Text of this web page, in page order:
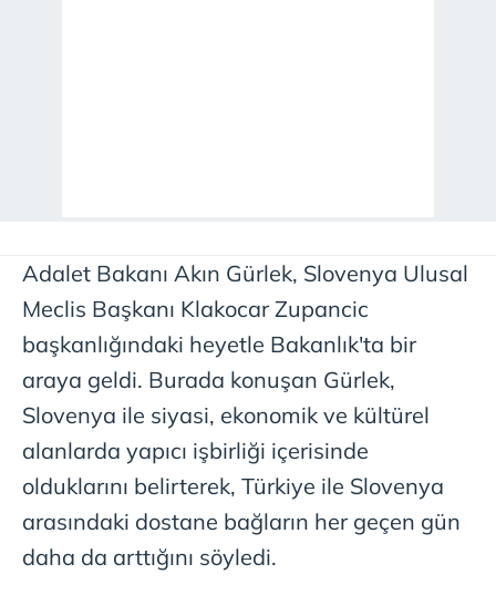
Adalet Bakanı Akın Gürlek, Slovenya Ulusal
Meclis Başkanı Klakocar Zupancic
başkanlığındaki heyetle Bakanlık'ta bir
araya geldi. Burada konuşan Gürlek,
Slovenya ile siyasi, ekonomik ve kültürel
alanlarda yapıcı işbirliği içerisinde
olduklarını belirterek, Türkiye ile Slovenya
arasındaki dostane bağların her geçen gün
daha da arttığını söyledi.